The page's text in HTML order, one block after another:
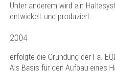
Unter anderem wird ein
entwickelt und produziert.
2004
erfolgte die Gründung der Fa.
Als Basis für den Aufbau eines